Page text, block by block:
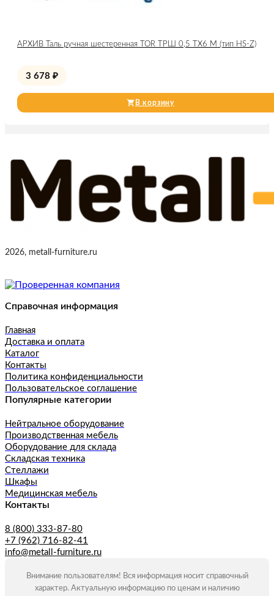
АРХИВ Таль ручная шестеренная TOR ТРШ 0,5 ТХ6 М (тип HS-Z)
3 678 ₽
В корзину
2026, metall-furniture.ru
Справочная информация
Главная
Доставка и оплата
Каталог
Контакты
Политика конфиденциальности
Пользовательское соглашение
Популярные категории
Нейтральное оборудование
Производственная мебель
Оборудование для склада
Складская техника
Стеллажи
Шкафы
Медицинская мебель
Контакты
8 (800) 333-87-80
+7 (962) 716-82-41
info@metall-furniture.ru
Внимание пользователям! Вся информация носит справочный
характер. Актуальную информацию по ценам и наличию